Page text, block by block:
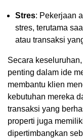
Stres: Pekerjaan
stres, terutama
atau transaksi
Secara
penting dalam ide
membantu klien
kebutuhan mereka
transaksi yang
properti juga
dipertimbangkan